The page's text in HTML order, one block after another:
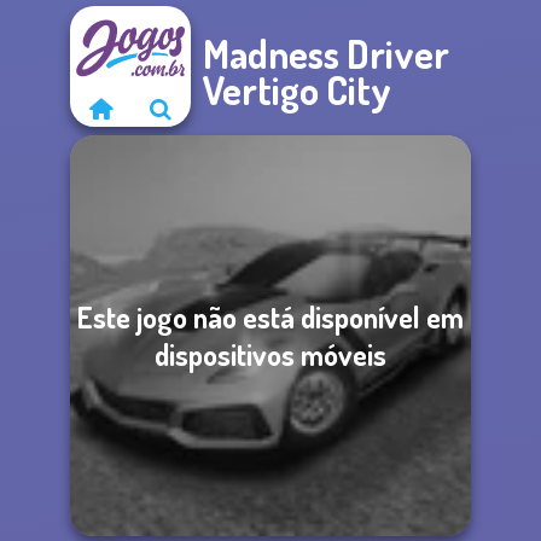
Madness Driver
Vertigo City
Este jogo não está disponível em
dispositivos móveis